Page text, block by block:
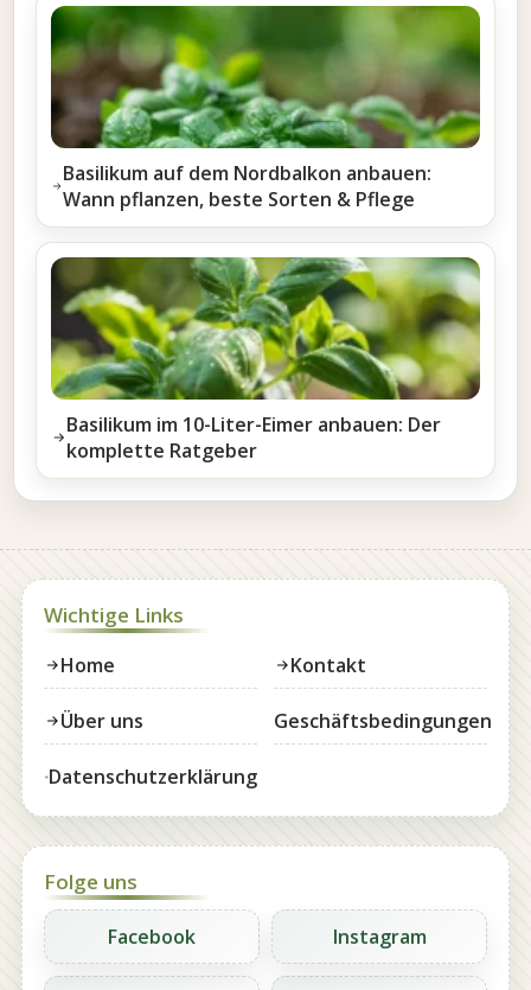
Basilikum auf dem Nordbalkon anbauen:
Wann pflanzen, beste Sorten & Pflege
Basilikum im 10-Liter-Eimer anbauen: Der
komplette Ratgeber
Wichtige Links
Home Kontakt
Über uns Geschäftsbedingungen
Datenschutzerklärung
Folge uns
Facebook Instagram